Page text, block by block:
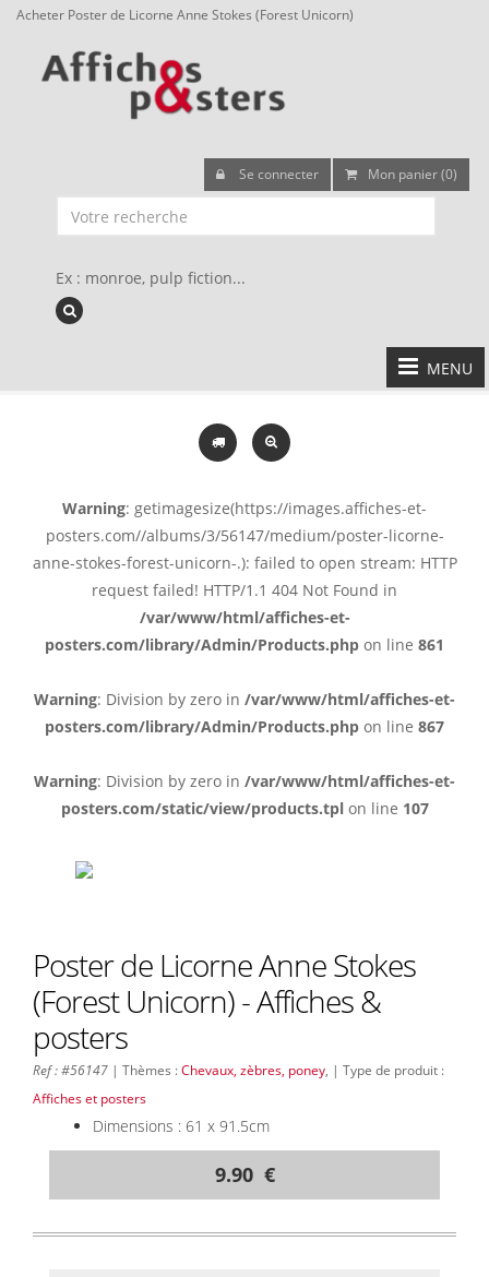
Acheter Poster de Licorne Anne Stokes (Forest Unicorn)
Se connecter Mon panier (0)
Ex : monroe, pulp fiction...
MENU
Warning: getimagesize(https://images.affiches-et-
posters.com//albums/3/56147/medium/poster-licorne-
anne-stokes-forest-unicorn-.): failed to open stream: HTTP
request failed! HTTP/1.1 404 Not Found in
/var/www/html/affiches-et-
posters.com/library/Admin/Products.php on line 861
Warning: Division by zero in /var/www/html/affiches-et-
posters.com/library/Admin/Products.php on line 867
Warning: Division by zero in /var/www/html/affiches-et-
posters.com/static/view/products.tplon line 107
Poster de Licorne Anne Stokes
(Forest Unicorn) - Affiches &
posters
Ref : #56147 | Thèmes :Chevaux, zèbres, poney , | Type de produit :
Affiches et posters
Dimensions : 61 x 91.5cm
9.90 €